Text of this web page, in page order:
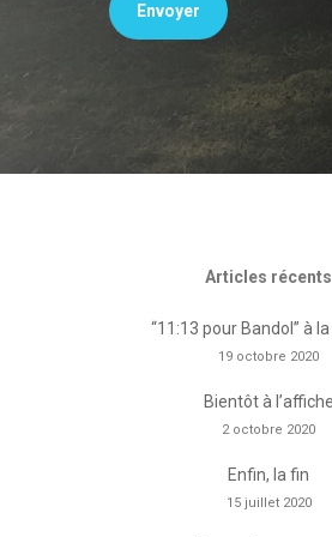
Articles récents
“11:13 pour Bandol” à
19 octobre 2020
Bientôt à l’affiche
2 octobre 2020
Enfin, la fin
15 juillet 2020